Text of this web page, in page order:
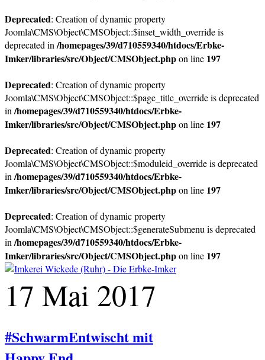
Deprecated: Creation of dynamic property
Joomla\CMS\Object\CMSObject::$inset_width_override is
deprecated in /homepages/39/d710559340/htdocs/Erbke-
Imker/libraries/src/Object/CMSObject.phpon line 197
Deprecated: Creation of dynamic property
Joomla\CMS\Object\CMSObject::$page_title_override is deprecated
in /homepages/39/d710559340/htdocs/Erbke-
Imker/libraries/src/Object/CMSObject.phpon line 197
Deprecated: Creation of dynamic property
Joomla\CMS\Object\CMSObject::$moduleid_override is deprecated
in /homepages/39/d710559340/htdocs/Erbke-
Imker/libraries/src/Object/CMSObject.phpon line 197
Deprecated: Creation of dynamic property
Joomla\CMS\Object\CMSObject::$generateSubmenu is deprecated
in /homepages/39/d710559340/htdocs/Erbke-
Imker/libraries/src/Object/CMSObject.phpon line 197
17 Mai 2017
#SchwarmEntwischt mit